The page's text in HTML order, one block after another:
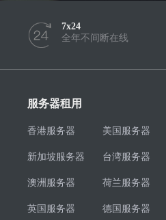
7x24
全年不间断在线
服务器租用
香港服务器 美国服务器
新加坡服务器 台湾服务器
澳洲服务器 荷兰服务器
英国服务器 德国服务器